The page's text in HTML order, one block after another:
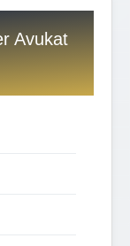
Avukat